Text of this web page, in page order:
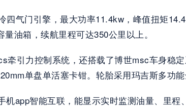
气门引擎，最大功率11.4kw，峰值扭矩
油箱，续航里程可达350公里以上。
牵引力控制系统，还搭载了博世msc车身稳
单盘单活塞卡钳。轮胎采用玛吉斯多功
app智能互联，能显示实时监测油量、里程